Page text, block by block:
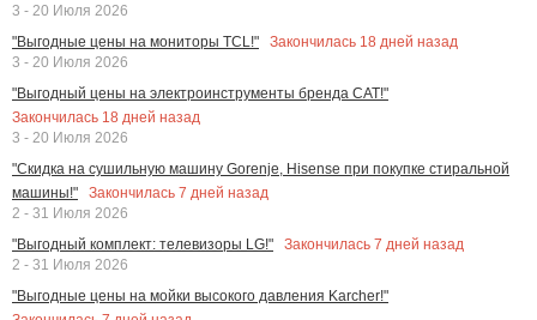
3 - 20 Июля 2026
"Выгодные цены на мониторы TCL!"
Закончилась 18 дней назад
3 - 20 Июля 2026
"Выгодный цены на электроинструменты бренда CAT!"
Закончилась 18 дней назад
3 - 20 Июля 2026
"Скидка на сушильную машину Gorenje, Hisense при покупке стиральной
машины!"
Закончилась 7 дней назад
2 - 31 Июля 2026
"Выгодный комплект: телевизоры LG!"
Закончилась 7 дней назад
2 - 31 Июля 2026
"Выгодные цены на мойки высокого давления Karcher!"